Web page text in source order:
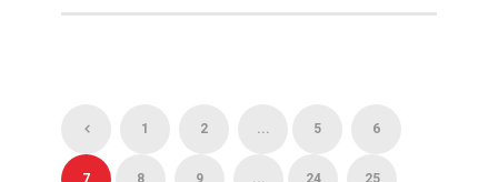
1 2 ... 5 6
7 8 9 ... 24 25